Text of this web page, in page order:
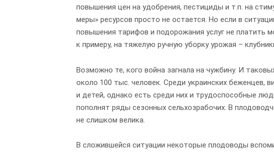
повышения цен на удобрения, пестициды и т.п. на
меры» ресурсов просто не остается. Но если в
повышения тарифов и подорожания услуг не платить
к примеру, на тяжелую ручную уборку урожая –
Возможно те, кого война загнала на чужбину. И
около 100 тыс. человек. Среди украинских беженцев,
и детей, однако есть среди них и трудоспособные
пополнят ряды сезонных сельхозрабочих. В
не слишком велика.
В сложившейся ситуации некоторые плодоводы